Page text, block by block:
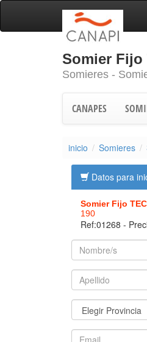
Somier Fijo
Somieres -
CANAPES
inicio Somieres
Datos para
Somier Fijo
190
Ref:01268 -